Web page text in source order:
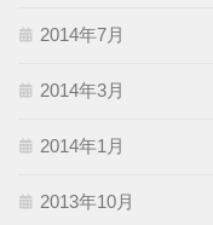
2014年7月
2014年3月
2014年1月
2013年10月